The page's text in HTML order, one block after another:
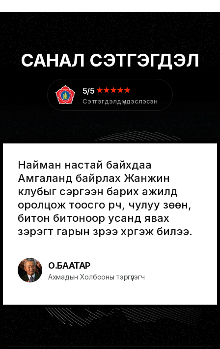
САНАЛ СЭТГЭГДЭЛ
5/5
Сэтгэгдэлд үндэслэсэн
Найман настай байхдаа
Амгаланд байрлах Жанжин
клубыг сэргээн барих ажилд
оролцож тоосго үүрч, чулуу зөөн,
битон битоноор усанд явах
зэрэгт гарын үзүүрээ хүргэж билээ.
О.БААТАР
Ахмадын Холбооны тэргүүлэгч